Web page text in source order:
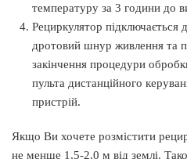
температуру за 3 години до
Рециркулятор підключається
дротовий шнур живлення та
закінчення процедури
пульта дистанційного
пристрій.
Якщо Ви хочете розмістити
не менше 1,5-2,0 м від землі.